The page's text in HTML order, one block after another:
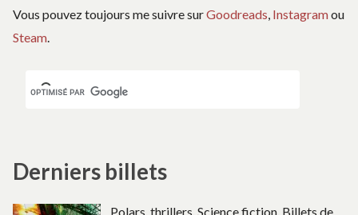
Vous pouvez toujours me suivre surGoodreads, Instagramou
Steam.
Derniers billets
Polars, thrillers, Science fiction, Billets de